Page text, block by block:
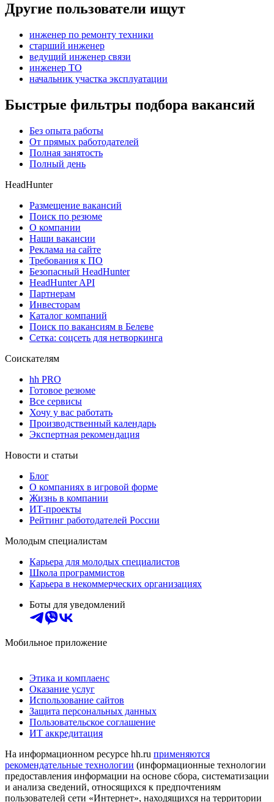
Другие пользователи ищут
инженер по ремонту техники
старший инженер
ведущий инженер связи
инженер ТО
начальник участка эксплуатации
Быстрые фильтры подбора вакансий
Без опыта работы
От прямых работодателей
Полная занятость
Полный день
HeadHunter
Размещение вакансий
Поиск по резюме
О компании
Наши вакансии
Реклама на сайте
Требования к ПО
Безопасный HeadHunter
HeadHunter API
Партнерам
Инвесторам
Каталог компаний
Поиск по вакансиям в Белеве
Сетка: соцсеть для нетворкинга
Соискателям
hh PRO
Готовое резюме
Все сервисы
Хочу у вас работать
Производственный календарь
Экспертная рекомендация
Новости и статьи
Блог
О компаниях в игровой форме
Жизнь в компании
ИТ-проекты
Рейтинг работодателей России
Молодым специалистам
Карьера для молодых специалистов
Школа программистов
Карьера в некоммерческих организациях
Боты для уведомлений
Мобильное приложение
Этика и комплаенс
Оказание услуг
Использование сайтов
Защита персональных данных
Пользовательское соглашение
ИТ аккредитация
На информационном ресурсе hh.ru применяются
рекомендательные технологии (информационные технологии
предоставления информации на основе сбора, систематизации
и анализа сведений, относящихся к предпочтениям
пользователей сети «Интернет», находящихся на территории